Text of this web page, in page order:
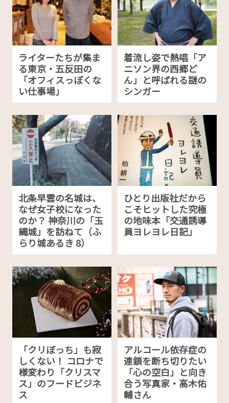
ライターたちが集ま
る東京・五反田の
「オフィスっぽくな
い仕事場」
着流し姿で熱唱「ア
ニソン界の西郷ど
ん」と呼ばれる謎の
シンガー
北条早雲の名城は、
なぜ女子校になった
のか？ 神奈川の「玉
縄城」を訪ねて（ふ
らり城あるき 8）
ひとり出版社だから
こそヒットした究極
の地味本「交通誘導
員ヨレヨレ日記」
「クリぼっち」も寂
しくない！ コロナで
様変わり「クリスマ
ス」のフードビジネ
ス
アルコール依存症の
連鎖を断ち切りたい
「心の空白」と向き
合う写真家・高木佑
輔さん